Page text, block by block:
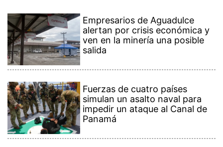
Empresarios de Aguadulce
alertan por crisis económica y
ven en la minería una posible
salida
Fuerzas de cuatro países
simulan un asalto naval para
impedir un ataque al Canal de
Panamá